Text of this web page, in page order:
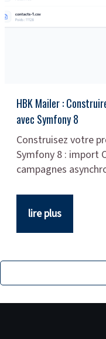
HBK Mailer :
avec Symfony 8
Construisez votre
Symfony 8 : import
campagnes
lire plus